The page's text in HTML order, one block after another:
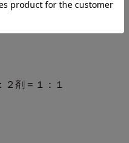
剤 = １：１